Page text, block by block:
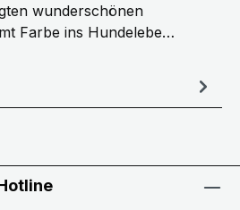
wunderschönen
Farbe ins Hundelebe…